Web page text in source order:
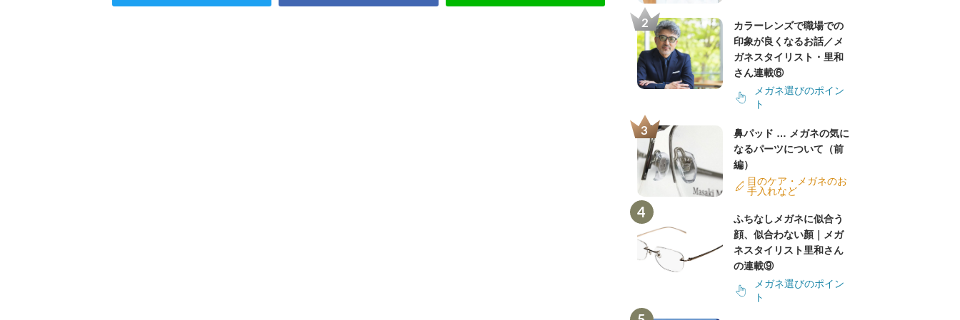
カラーレンズで職場での
印象が良くなるお話／メ
ガネスタイリスト・里和
さん連載⑥
メガネ選びのポイン
ト
鼻パッド … メガネの気に
なるパーツについて（前
編）
目のケア・メガネのお
手入れなど
ふちなしメガネに似合う
顔、似合わない顏｜メガ
ネスタイリスト里和さん
の連載⑨
メガネ選びのポイン
ト